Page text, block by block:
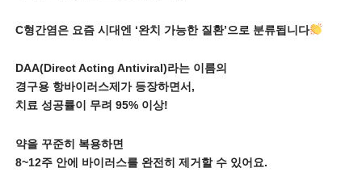
C형간염은 요즘 시대엔 ‘완치 가능한 질환’으로 분류됩니다
DAA(Direct Acting Antiviral)라는 이름의
경구용 항바이러스제가 등장하면서,
치료 성공률이 무려 95% 이상!
약을 꾸준히 복용하면
8~12주 안에 바이러스를 완전히 제거할 수 있어요.